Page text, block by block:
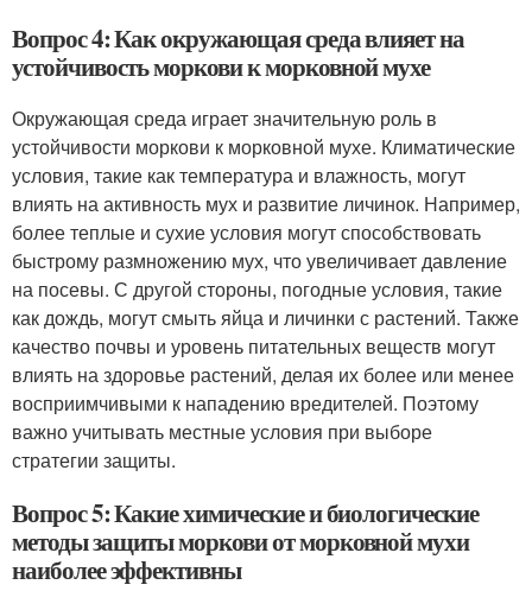
Вопрос 4: Как окружающая среда влияет на
устойчивость моркови к морковной мухе
Окружающая среда играет значительную роль в
устойчивости моркови к морковной мухе. Климатические
условия, такие как температура и влажность, могут
влиять на активность мух и развитие личинок. Например,
более теплые и сухие условия могут способствовать
быстрому размножению мух, что увеличивает давление
на посевы. С другой стороны, погодные условия, такие
как дождь, могут смыть яйца и личинки с растений. Также
качество почвы и уровень питательных веществ могут
влиять на здоровье растений, делая их более или менее
восприимчивыми к нападению вредителей. Поэтому
важно учитывать местные условия при выборе
стратегии защиты.
Вопрос 5: Какие химические и биологические
методы защиты моркови от морковной мухи
наиболее эффективны